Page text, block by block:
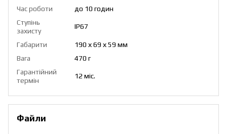
Час роботи
до 10 годин
Ступінь
захисту
IP67
Габарити
190 х 69 х 59 мм
Вага
470 г
Гарантійний
термін
12 міс.
Файли